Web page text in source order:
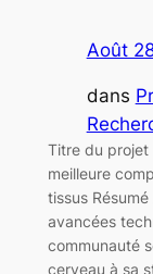
Août
dans
Titre du projet
meilleure
tissus
avancées
communauté
cerveau à sa